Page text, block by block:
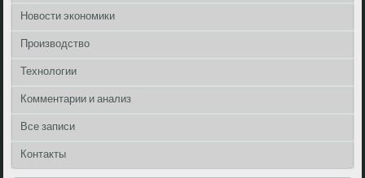
Новости экономики
Производство
Технологии
Комментарии и анализ
Все записи
Контакты